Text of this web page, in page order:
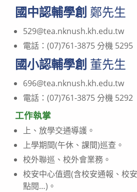
國中認輔學創 鄭先生
529@tea.nknush.kh.edu.tw
電話：(07)761-3875 分機 5295
國小認輔學創 董先生
696@tea.nknush.kh.edu.tw
電話：(07)761-3875 分機 5292
工作執掌
上、放學交通導護。
上學期間(午休、課間)巡查。
校外聯巡、校外會業務。
校安中心值週(含校安通報、校
點閱…)。